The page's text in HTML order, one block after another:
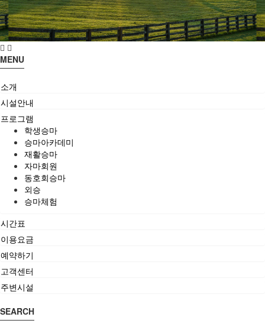
MENU
소개
시설안내
프로그램
학생승마
승마아카데미
재활승마
자마회원
동호회승마
외승
승마체험
시간표
이용요금
예약하기
고객센터
주변시설
SEARCH